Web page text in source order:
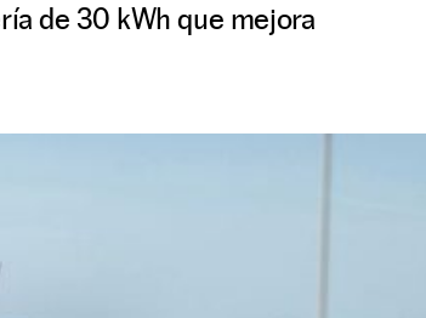
de 30 kWh que mejora